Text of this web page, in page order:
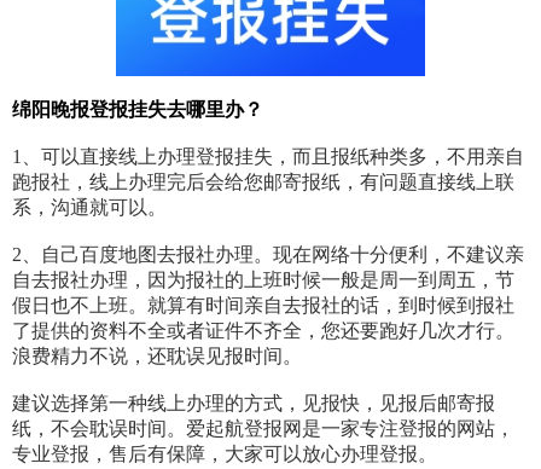
绵阳晚报登报挂失去哪里办？
1、可以直接线上办理登报挂失，而且报纸种类多，不用亲自
跑报社，线上办理完后会给您邮寄报纸，有问题直接线上联
系，沟通就可以。
2、自己百度地图去报社办理。现在网络十分便利，不建议亲
自去报社办理，因为报社的上班时候一般是周一到周五，节
假日也不上班。就算有时间亲自去报社的话，到时候到报社
了提供的资料不全或者证件不齐全，您还要跑好几次才行。
浪费精力不说，还耽误见报时间。
建议选择第一种线上办理的方式，见报快，见报后邮寄报
纸，不会耽误时间。爱起航登报网是一家专注登报的网站，
专业登报，售后有保障，大家可以放心办理登报。